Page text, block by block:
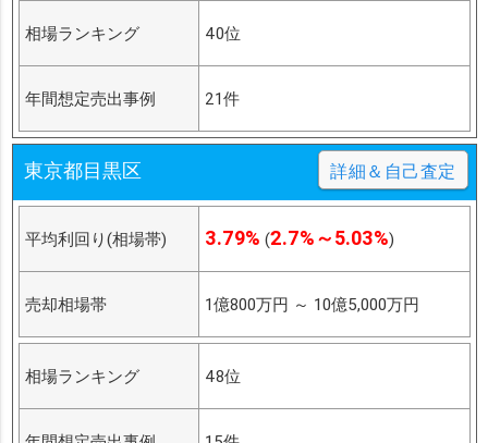
相場ランキング 40位
年間想定売出事例 21件
東京都目黒区 詳細＆自己査定
平均利回り(相場帯) 3.79% (2.7%～5.03%)
売却相場帯 1億800万円 ～ 10億5,000万円
相場ランキング 48位